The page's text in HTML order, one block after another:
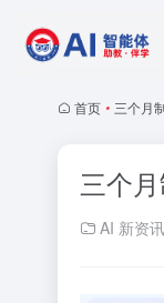
首页 • 三个月
三个
AI 新资讯